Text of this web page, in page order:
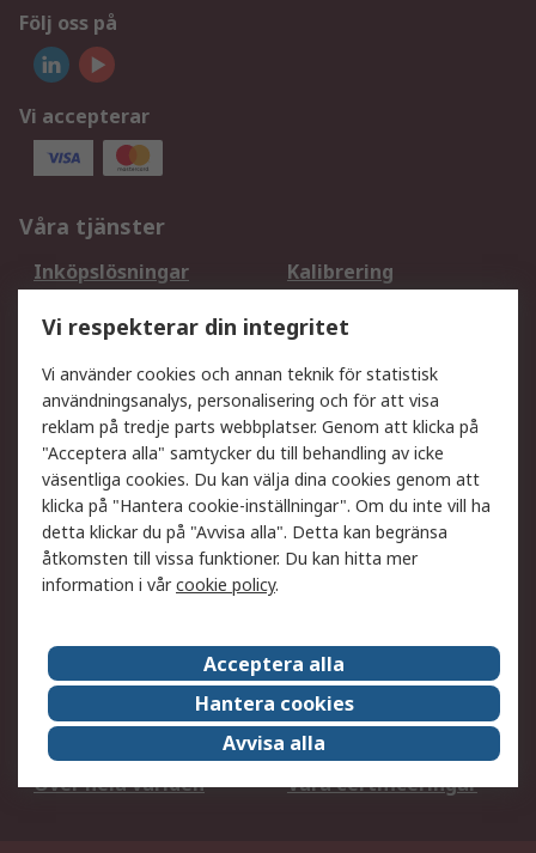
Följ oss på
Vi accepterar
Våra tjänster
Inköpslösningar
Kalibrering
DesignSpark
Teknisk Support
Ditt lokala säljteam
Exportlösningar
Support
Få hjälp
Retur av varor
Leverans
Spåra din order
Begär en fakturakopi
Fördelar med RS-konto
Betalningsalternativ
Om RS
Försäljningsvillkor
Det juridiska
Press Centre
Jobba hos RS
ESG
Över hela världen
Våra certificeringar
Vi respekterar din integritet
Vi använder cookies och annan teknik för statistisk
användningsanalys, personalisering och för att visa
reklam på tredje parts webbplatser. Genom att klicka på
"Acceptera alla" samtycker du till behandling av icke
väsentliga cookies. Du kan välja dina cookies genom att
klicka på "Hantera cookie-inställningar". Om du inte vill ha
detta klickar du på "Avvisa alla". Detta kan begränsa
åtkomsten till vissa funktioner. Du kan hitta mer
information i vårcookie policy.
Acceptera alla
Hantera cookies
Avvisa alla